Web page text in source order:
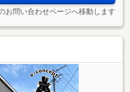
お問い合わせページへ移動します